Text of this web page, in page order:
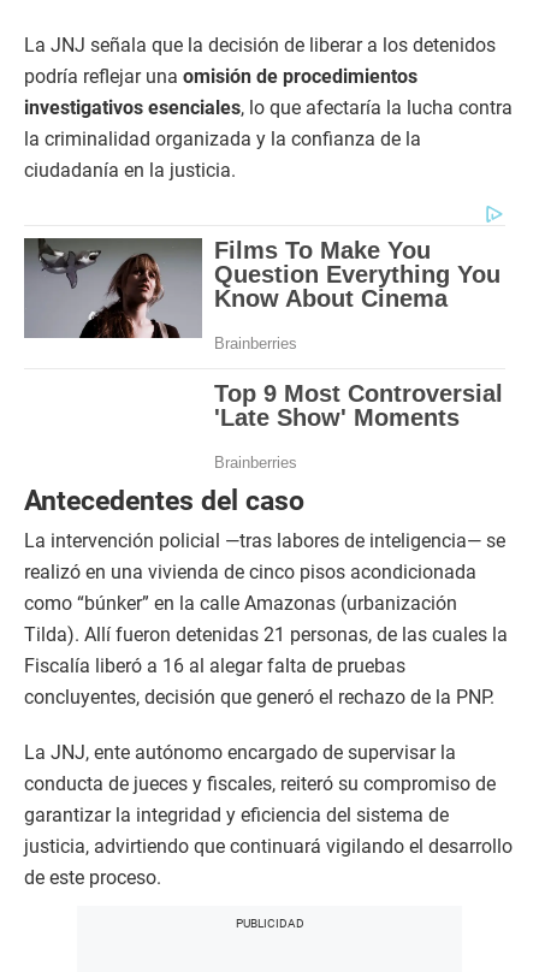
La JNJ señala que la decisión de liberar a los detenidos
podría reflejar una omisión de procedimientos
investigativos esenciales, lo que afectaría la lucha contra
la criminalidad organizada y la confianza de la
ciudadanía en la justicia.
Antecedentes del caso
La intervención policial —tras labores de inteligencia— se
realizó en una vivienda de cinco pisos acondicionada
como “búnker” en la calle Amazonas (urbanización
Tilda). Allí fueron detenidas 21 personas, de las cuales la
Fiscalía liberó a 16 al alegar falta de pruebas
concluyentes, decisión que generó el rechazo de la PNP.
La JNJ, ente autónomo encargado de supervisar la
conducta de jueces y fiscales, reiteró su compromiso de
garantizar la integridad y eficiencia del sistema de
justicia, advirtiendo que continuará vigilando el desarrollo
de este proceso.